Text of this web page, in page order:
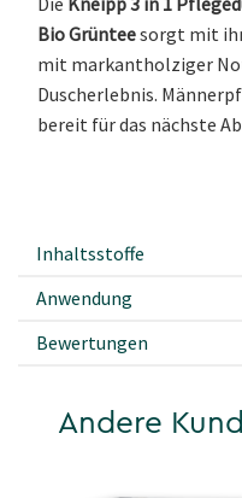
Bio Grünteesorgt mit
mit markantholziger
Duscherlebnis.
bereit für das nächste
Inhaltsstoffe
Anwendung
Bewertungen
Andere